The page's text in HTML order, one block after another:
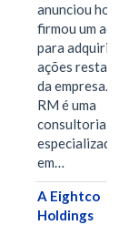
anunciou hoje
firmou um
para adquirir as
ações restantes
da empresa. A S-
RM é uma
consultoria
especializada
em…
A Eightco
Holdings